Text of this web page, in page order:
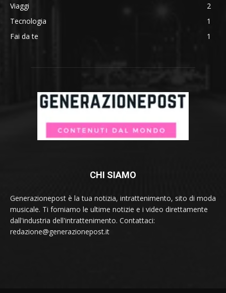
Viaggi
2
Tecnologia
1
Fai da te
1
CHI SIAMO
Generazionepost è la tua notizia, intrattenimento, sito di moda
musicale. Ti forniamo le ultime notizie e i video direttamente
dall'industria dell'intrattenimento. Contattaci:
redazione@generazionepost.it